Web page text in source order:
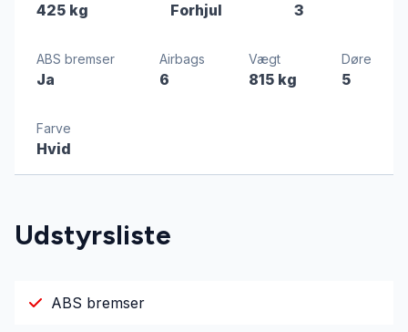
425 kg Forhjul 3
ABS bremser
Ja
Airbags
6
Vægt
815 kg
Døre
5
Farve
Hvid
Udstyrsliste
ABS bremser